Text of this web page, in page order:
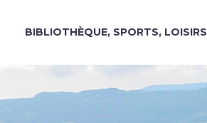
BIBLIOTHÈQUE, SPORTS, LOISIRS